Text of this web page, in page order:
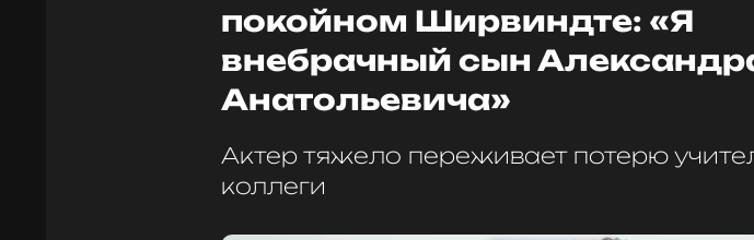
покойном Ширвиндте: «Я
внебрачный сын
Анатольевича»
Актер тяжело переживает потерю
коллеги